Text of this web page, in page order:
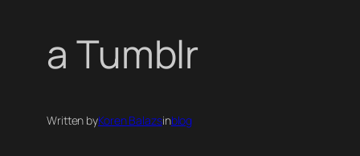
a Tumblr
Written byKoren Balazsinblog